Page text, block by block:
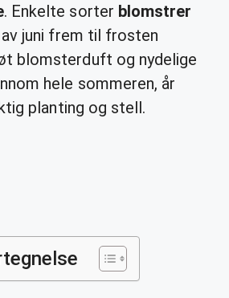
. Enkelte sorter blomstrer
juni frem til frosten
blomsterduft og nydelige
hele sommeren, år
planting og stell.